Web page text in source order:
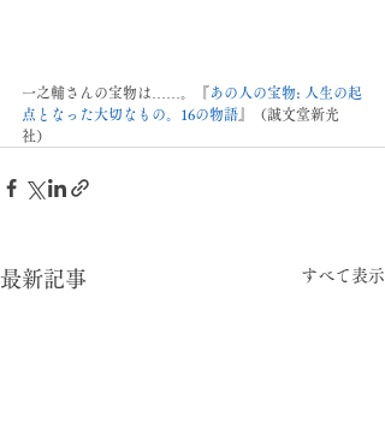
一之輔さんの宝物は……。『あの人の宝物: 人生の起
点となった大切なもの。16の物語 』（誠文堂新光
社）
最新記事 すべて表示